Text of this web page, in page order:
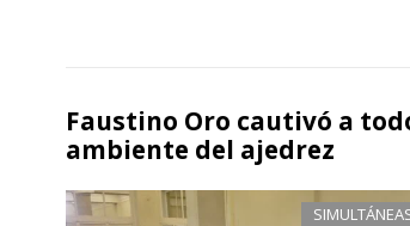
Faustino Oro cautivó a
ambiente del ajedrez